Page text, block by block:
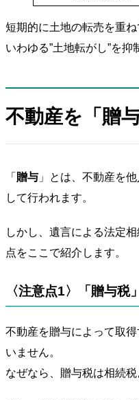
短期的に土地の転売を重ね
いわゆる”土地転がし”を
不動産を「贈
「 贈与 」とは、不動産を
して行われます。
しかし、遺言による法定
点をここで紹介します。
〈注意点1〉「贈与税
不動産を贈与によって取
いません。
なぜなら、贈与税は相続